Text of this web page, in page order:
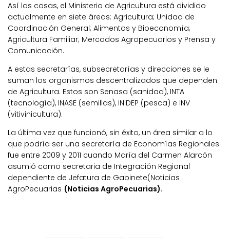
Así las cosas, el Ministerio de Agricultura está dividido
actualmente en siete áreas: Agricultura; Unidad de
Coordinación General; Alimentos y Bioeconomía;
Agricultura Familiar; Mercados Agropecuarios y Prensa y
Comunicación.
A estas secretarías, subsecretarías y direcciones se le
suman los organismos descentralizados que dependen
de Agricultura. Estos son Senasa (sanidad), INTA
(tecnología), INASE (semillas), INIDEP (pesca) e INV
(vitivinicultura).
La última vez que funcionó, sin éxito, un área similar a lo
que podría ser una secretaría de Economías Regionales
fue entre 2009 y 2011 cuando María del Carmen Alarcón
asumió como secretaria de Integración Regional
dependiente de Jefatura de Gabinete(Noticias
AgroPecuarias (Noticias AgroPecuarias).